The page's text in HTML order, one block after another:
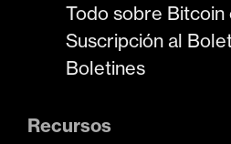
Todo sobre Bitcoin
Suscripción al
Boletines
Recursos